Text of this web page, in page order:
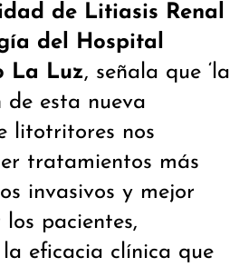
de Litiasis Renal
del Hospital
La Luz, señala que ‘la
de esta nueva
litotritores nos
tratamientos más
invasivos y mejor
pacientes,
eficacia clínica que